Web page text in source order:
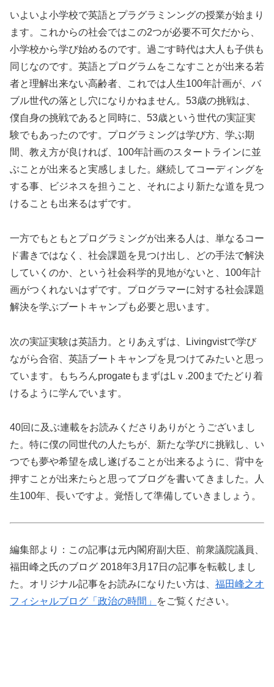
いよいよ小学校で英語とプラグラミンングの授業が始まり
ます。これからの社会ではこの2つが必要不可欠だから、
小学校から学び始めるのです。過ごす時代は大人も子供も
同じなのです。英語とプログラムをこなすことが出来る若
者と理解出来ない高齢者、これでは人生100年計画が、バ
ブル世代の落とし穴になりかねません。53歳の挑戦は、
僕自身の挑戦であると同時に、53歳という世代の実証実
験でもあったのです。プログラミングは学び方、学ぶ期
間、教え方が良ければ、100年計画のスタートラインに並
ぶことが出来ると実感しました。継続してコーディングを
する事、ビジネスを担うこと、それにより新たな道を見つ
けることも出来るはずです。
一方でもともとプログラミングが出来る人は、単なるコー
ド書きではなく、社会課題を見つけ出し、どの手法で解決
していくのか、という社会科学的見地がないと、100年計
画がつくれないはずです。プログラマーに対する社会課題
解決を学ぶブートキャンプも必要と思います。
次の実証実験は英語力。とりあえずは、Livingvistで学び
ながら合宿、英語ブートキャンプを見つけてみたいと思っ
ています。もちろんprogateもまずはLｖ.200までたどり着
けるように学んでいます。
40回に及ぶ連載をお読みくださりありがとうございまし
た。特に僕の同世代の人たちが、新たな学びに挑戦し、い
つでも夢や希望を成し遂げることが出来るように、背中を
押すことが出来たらと思ってブログを書いてきました。人
生100年、長いですよ。覚悟して準備していきましょう。
編集部より：この記事は元内閣府副大臣、前衆議院議員、
福田峰之氏のブログ 2018年3月17日の記事を転載しまし
た。オリジナル記事をお読みになりたい方は、 福田峰之オ
フィシャルブログ「政治の時間」
をご覧ください。